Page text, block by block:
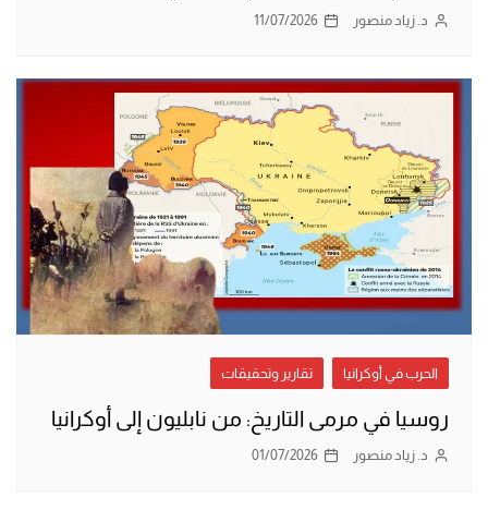
د. زياد منصور 11/07/2026
الحرب في أوكرانيا تقارير وتحقيقات
روسيا في مرمى التاريخ: من نابليون إلى أوكرانيا
د. زياد منصور 01/07/2026